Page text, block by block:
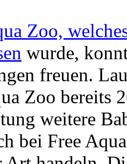
Zoo,
wurde,
freuen.
Zoo bereits
weitere
bei Free